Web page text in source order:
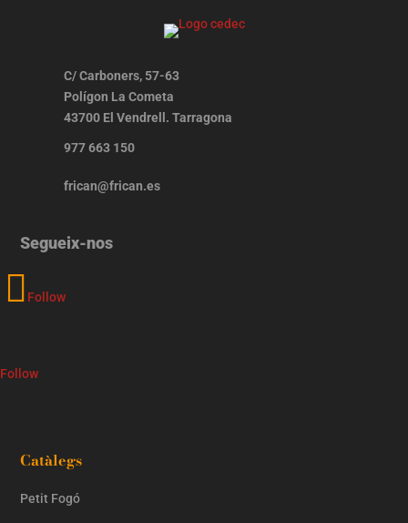
C/ Carboners, 57-63
Polígon La Cometa
43700 El Vendrell. Tarragona
977 663 150
frican@frican.es
Segueix-nos
Follow
Follow
Catàlegs
Petit Fogó